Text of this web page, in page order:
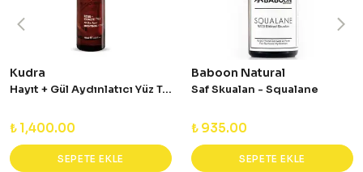
Kudra
Hayıt + Gül Aydınlatıcı Yüz Toniği 100 ml
₺ 1,400.00
SEPETE EKLE
Baboon Natural
Saf Skualan - Squalane
₺ 935.00
SEPETE EKLE